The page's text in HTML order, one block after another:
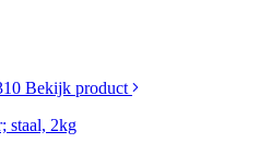
Bekijk product